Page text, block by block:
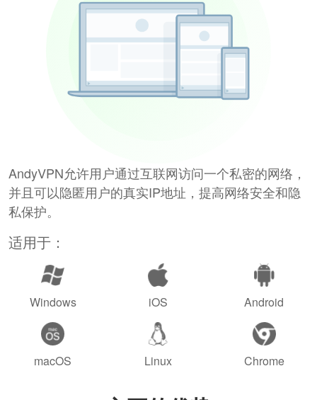
AndyVPN允许用户通过互联网访问一个私密的网络，
并且可以隐匿用户的真实IP地址，提高网络安全和隐
私保护。
适用于：
Windows iOS Android
macOS Linux Chrome